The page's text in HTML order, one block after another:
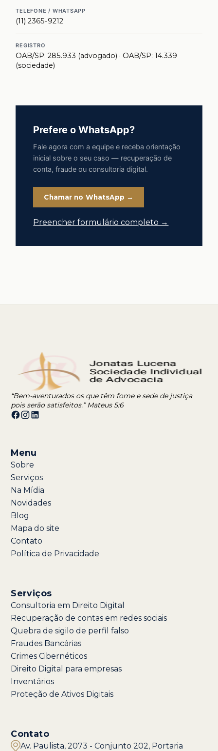
TELEFONE / WHATSAPP
(11) 2365-9212
REGISTRO
OAB/SP: 285.933 (advogado) · OAB/SP: 14.339
(sociedade)
Prefere o WhatsApp?
Fale agora com a equipe e receba orientação
inicial sobre o seu caso — recuperação de
conta, fraude ou consultoria digital.
Chamar no WhatsApp →
Preencher formulário completo →
“Bem-aventurados os que têm fome e sede de justiça
pois serão satisfeitos.” Mateus 5:6
Menu
Sobre
Serviços
Na Mídia
Novidades
Blog
Mapa do site
Contato
Política de Privacidade
Serviços
Consultoria em Direito Digital
Recuperação de contas em redes sociais
Quebra de sigilo de perfil falso
Fraudes Bancárias
Crimes Cibernéticos
Direito Digital para empresas
Inventários
Proteção de Ativos Digitais
Contato
Av. Paulista, 2073 - Conjunto 202, Portaria